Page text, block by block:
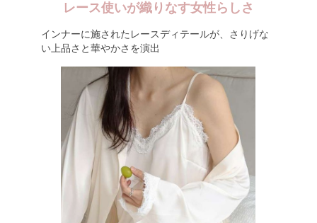
レース使いが織りなす女性らしさ
インナーに施されたレースディテールが、さりげな
い上品さと華やかさを演出